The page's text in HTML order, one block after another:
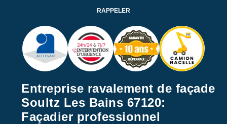
Entreprise ravalement de façade
Soultz Les Bains 67120:
Façadier professionnel